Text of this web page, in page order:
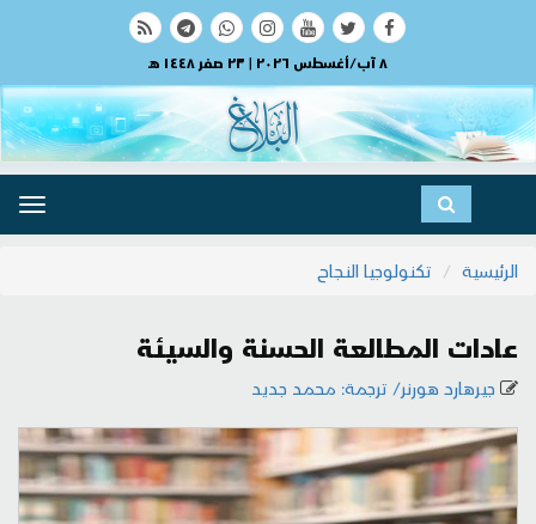
٨ آب/أغسطس ٢٠٢٦ | ٢٣ صفر ١٤٤٨ هـ
الرئيسية
تكنولوجيا النجاح
عادات المطالعة الحسنة والسيئة
جيرهارد هورنر/ ترجمة: محمد جديد